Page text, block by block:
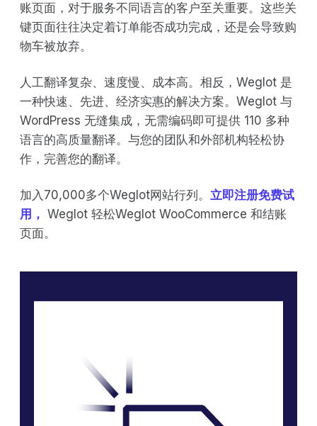
账页面，对于服务不同语言的客户至关重要。这些关
键页面往往决定着订单能否成功完成，还是会导致购
物车被放弃。
人工翻译复杂、速度慢、成本高。相反，Weglot 是
一种快速、先进、经济实惠的解决方案。Weglot 与
WordPress 无缝集成，无需编码即可提供 110 多种
语言的高质量翻译。与您的团队和外部机构轻松协
作，完善您的翻译。
加入70,000多个Weglot网站行列。 立即注册免费试
用， Weglot 轻松Weglot WooCommerce 和结账
页面。